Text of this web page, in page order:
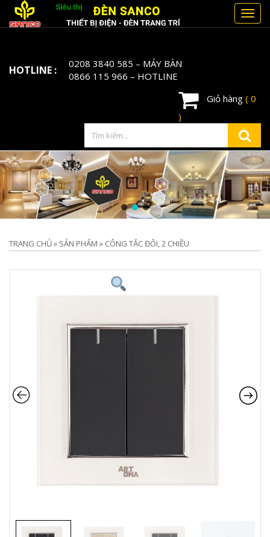
HOTLINE : 0208 3840 585 – MÁY BÀN
0866 115 966 – HOTLINE
Giỏ hàng ( 0
)
TRANG CHỦ» SẢN PHẨM » CÔNG TẮC ĐÔI, 2 CHIỀU